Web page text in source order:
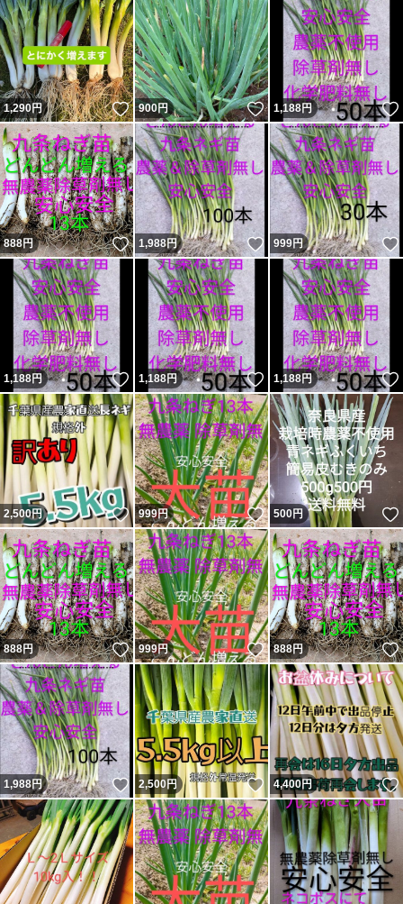
1,290円 いいね！
900円 いいね！
1,188円
888円 いいね！
1,988円 いいね！
999円
1,188円 いいね！
1,188円 いいね！
1,188円
2,500円 いいね！
999円 いいね！
500円
888円 いいね！
999円 いいね！
888円
1,988円 いいね！
2,500円 いいね！
4,400円